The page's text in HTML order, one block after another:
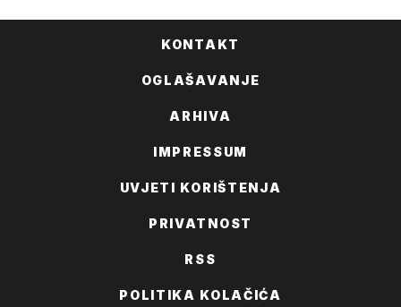
KONTAKT
OGLAŠAVANJE
ARHIVA
IMPRESSUM
UVJETI KORIŠTENJA
PRIVATNOST
RSS
POLITIKA KOLAČIĆA